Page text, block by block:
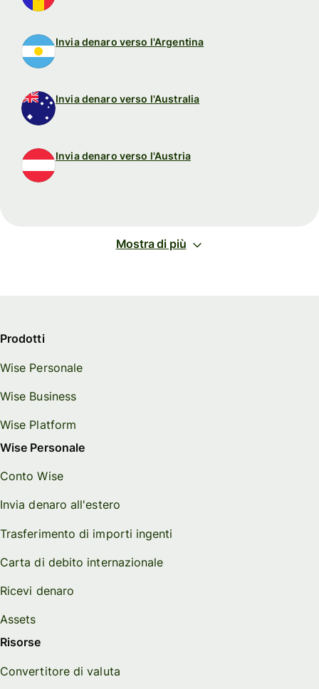
Invia denaro verso l'Argentina
Invia denaro verso l'Australia
Invia denaro verso l'Austria
Mostra di più
Prodotti
Wise Personale
Wise Business
Wise Platform
Wise Personale
Conto Wise
Invia denaro all'estero
Trasferimento di importi ingenti
Carta di debito internazionale
Ricevi denaro
Assets
Risorse
Convertitore di valuta